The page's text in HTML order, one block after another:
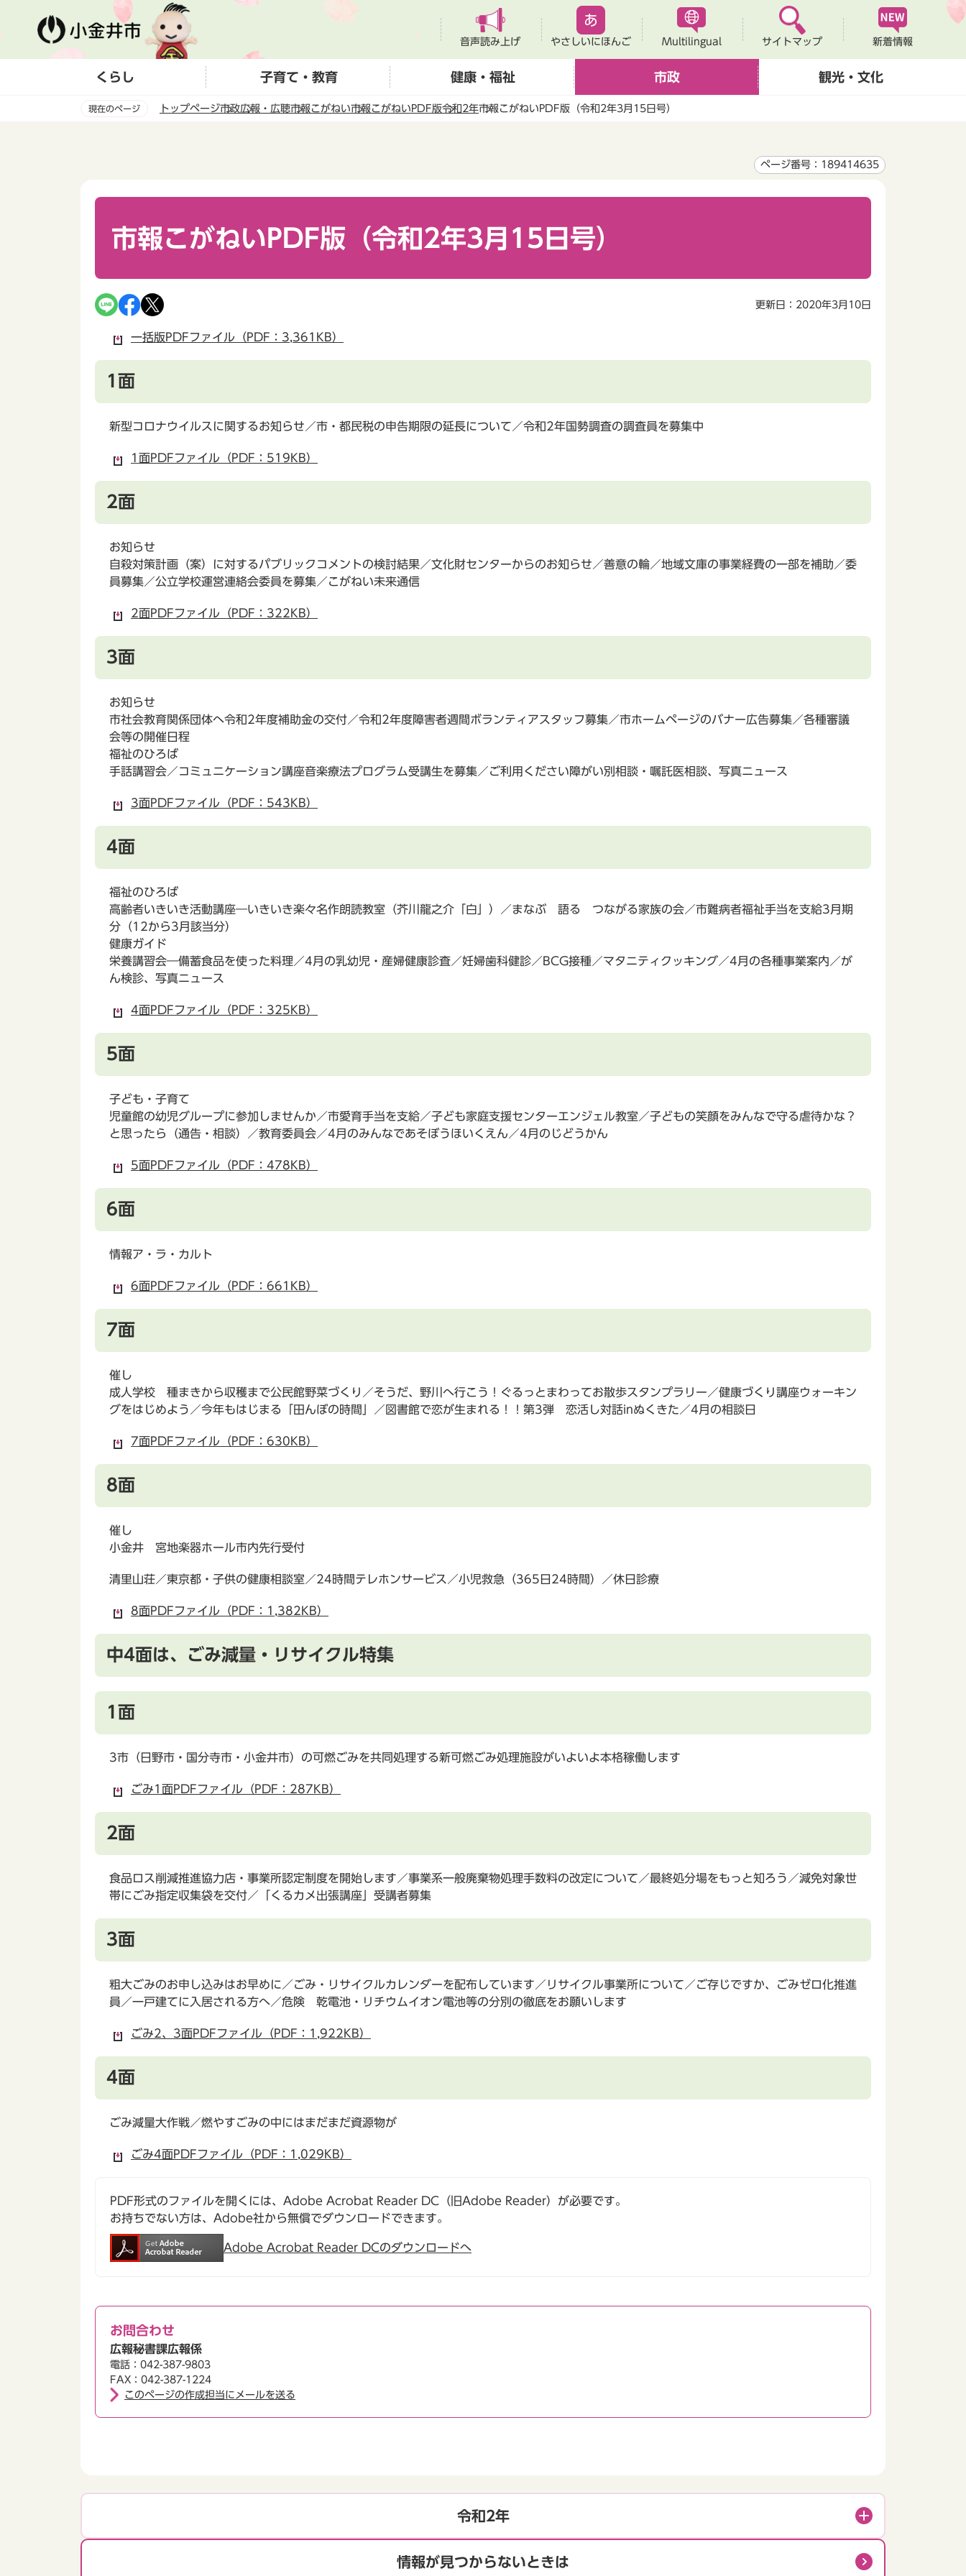
ー
音声読み上げ やさしいにほんご Multilingual サイトマップ 新着情報
くらし 子育て・教育 健康・福祉 市政 観光・文化
現在のページ トップページ市政広報・広聴市報こがねい市報こがねいPDF版令和2年市報こがねいPDF版（令和2年3月15日号）
ページ番号：189414635
市報こがねいPDF版（令和2年3月15日号）
更新日：2020年3月10日
一括版PDFファイル（PDF：3,361KB）
1面
新型コロナウイルスに関するお知らせ／市・都民税の申告期限の延長について／令和2年国勢調査の調査員を募集中
1面PDFファイル（PDF：519KB）
2面
お知らせ
自殺対策計画（案）に対するパブリックコメントの検討結果／文化財センターからのお知らせ／善意の輪／地域文庫の事業経費の一部を補助／委
員募集／公立学校運営連絡会委員を募集／こがねい未来通信
2面PDFファイル（PDF：322KB）
3面
お知らせ
市社会教育関係団体へ令和2年度補助金の交付／令和2年度障害者週間ボランティアスタッフ募集／市ホームページのバナー広告募集／各種審議
会等の開催日程
福祉のひろば
手話講習会／コミュニケーション講座音楽療法プログラム受講生を募集／ご利用ください障がい別相談・嘱託医相談、写真ニュース
3面PDFファイル（PDF：543KB）
4面
福祉のひろば
高齢者いきいき活動講座―いきいき楽々名作朗読教室（芥川龍之介「白」）／まなぶ 語る つながる家族の会／市難病者福祉手当を支給3月期
分（12から3月該当分）
健康ガイド
栄養講習会―備蓄食品を使った料理／4月の乳幼児・産婦健康診査／妊婦歯科健診／BCG接種／マタニティクッキング／4月の各種事業案内／が
ん検診、写真ニュース
4面PDFファイル（PDF：325KB）
5面
子ども・子育て
児童館の幼児グループに参加しませんか／市愛育手当を支給／子ども家庭支援センターエンジェル教室／子どもの笑顔をみんなで守る虐待かな？
と思ったら（通告・相談）／教育委員会／4月のみんなであそぼうほいくえん／4月のじどうかん
5面PDFファイル（PDF：478KB）
6面
情報ア・ラ・カルト
6面PDFファイル（PDF：661KB）
7面
催し
成人学校 種まきから収穫まで公民館野菜づくり／そうだ、野川へ行こう！ぐるっとまわってお散歩スタンプラリー／健康づくり講座ウォーキン
グをはじめよう／今年もはじまる「田んぼの時間」／図書館で恋が生まれる！！第3弾 恋活し対話inぬくきた／4月の相談日
7面PDFファイル（PDF：630KB）
8面
催し
小金井 宮地楽器ホール市内先行受付
清里山荘／東京都・子供の健康相談室／24時間テレホンサービス／小児救急（365日24時間）／休日診療
8面PDFファイル（PDF：1,382KB）
中4面は、ごみ減量・リサイクル特集
1面
3市（日野市・国分寺市・小金井市）の可燃ごみを共同処理する新可燃ごみ処理施設がいよいよ本格稼働します
ごみ1面PDFファイル（PDF：287KB）
2面
食品ロス削減推進協力店・事業所認定制度を開始します／事業系一般廃棄物処理手数料の改定について／最終処分場をもっと知ろう／減免対象世
帯にごみ指定収集袋を交付／「くるカメ出張講座」受講者募集
3面
粗大ごみのお申し込みはお早めに／ごみ・リサイクルカレンダーを配布しています／リサイクル事業所について／ご存じですか、ごみゼロ化推進
員／一戸建てに入居される方へ／危険 乾電池・リチウムイオン電池等の分別の徹底をお願いします
ごみ2、3面PDFファイル（PDF：1,922KB）
4面
ごみ減量大作戦／燃やすごみの中にはまだまだ資源物が
ごみ4面PDFファイル（PDF：1,029KB）
PDF形式のファイルを開くには、Adobe Acrobat Reader DC（旧Adobe Reader）が必要です。
お持ちでない方は、Adobe社から無償でダウンロードできます。
Adobe Acrobat Reader DCのダウンロードへ
お問合わせ
広報秘書課広報係
電話：042-387-9803
FAX：042-387-1224
このページの作成担当にメールを送る
令和2年
情報が見つからないときは